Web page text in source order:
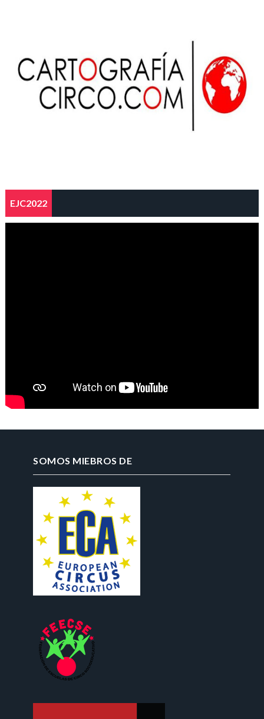
EJC2022
SOMOS MIEBROS DE